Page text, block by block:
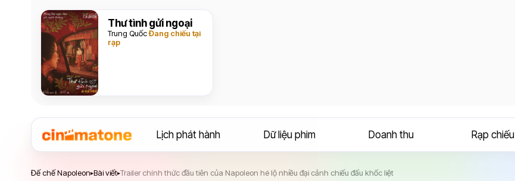
Thư tình gửi ngoại
Trung QuốcĐang chiếu tại
rạp
Lịch phát hành Dữ liệu phim Doanh thu Rạp chiếu
Đế chế Napoleon▸Bài viết▸Trailer chính thức đầu tiên của Napoleon hé lộ nhiều đại cảnh chiếu đấu khốc liệt